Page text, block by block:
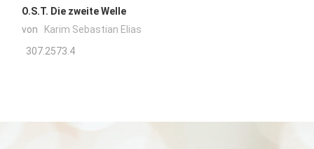
O.S.T. Die zweite Welle
von
Karim Sebastian Elias
307.2573.4